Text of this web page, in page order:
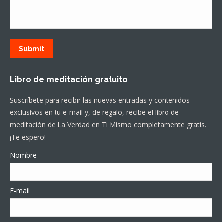
Submit
Libro de meditación gratuito
Suscríbete para recibir las nuevas entradas y contenidos
exclusivos en tu e-mail y, de regalo, recibe el libro de
meditación de La Verdad en Ti Mismo completamente gratis.
¡Te espero!
Nombre
E-mail